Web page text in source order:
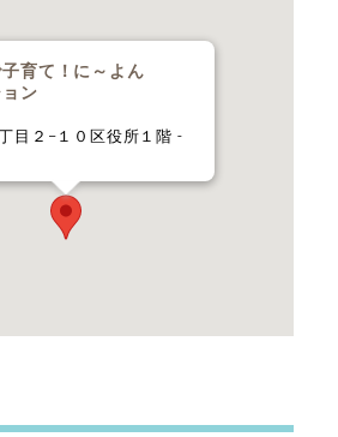
育て！に～よん
ン
目２−１０区役所１階 -